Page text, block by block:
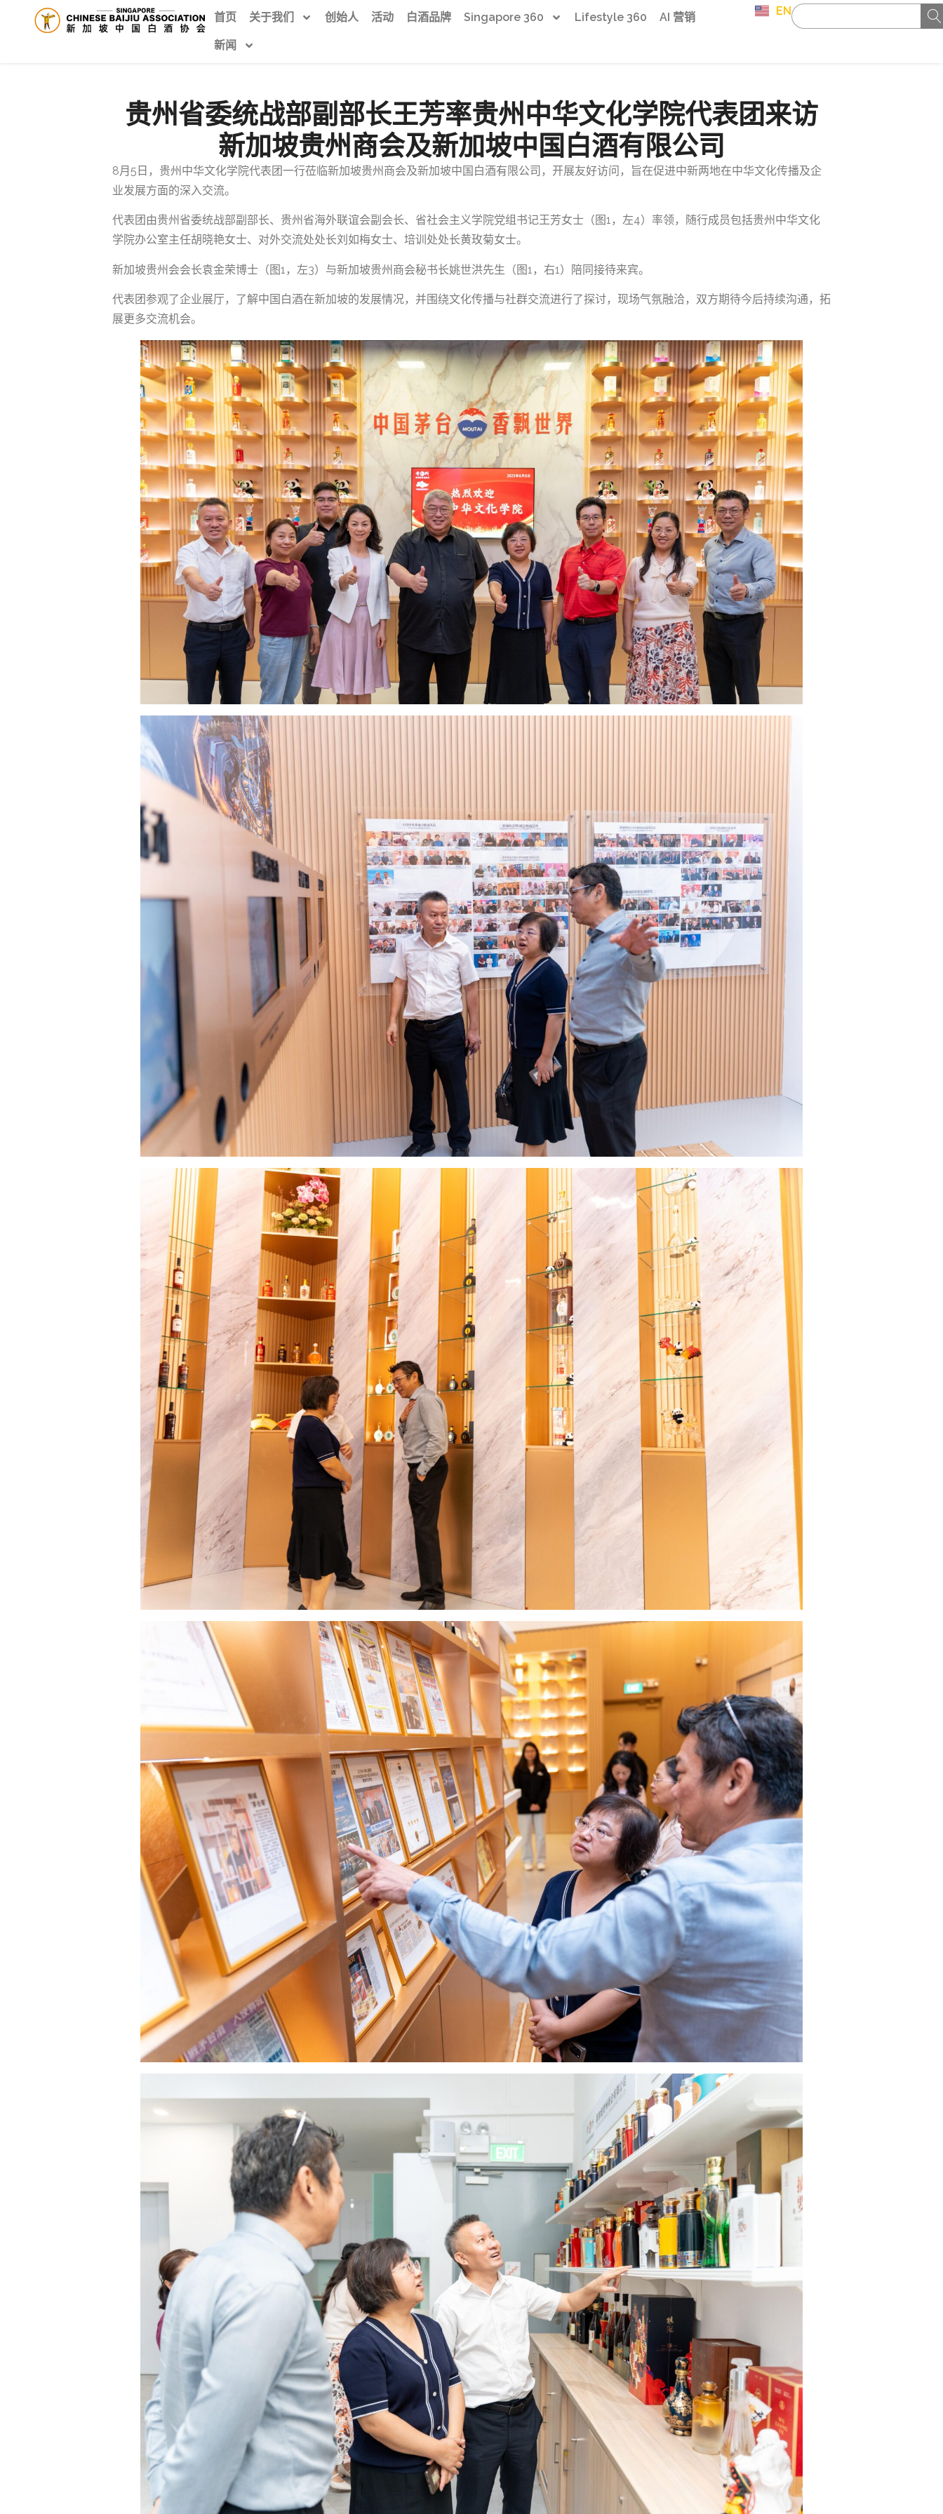
首页 关于我们 创始人 活动 白酒品牌 Singapore 360 Lifestyle 360 AI 营销
新闻
EN
贵州省委统战部副部长王芳率贵州中华文化学院代表团来访
新加坡贵州商会及新加坡中国白酒有限公司
8月5日，贵州中华文化学院代表团一行莅临新加坡贵州商会及新加坡中国白酒有限公司，开展友好访问，旨在促进中新两地在中华文化传播及企
业发展方面的深入交流。
代表团由贵州省委统战部副部长、贵州省海外联谊会副会长、省社会主义学院党组书记王芳女士（图1，左4）率领，随行成员包括贵州中华文化
学院办公室主任胡晓艳女士、对外交流处处长刘如梅女士、培训处处长黄玫菊女士。
新加坡贵州会会长袁金荣博士（图1，左3）与新加坡贵州商会秘书长姚世洪先生（图1，右1）陪同接待来宾。
代表团参观了企业展厅，了解中国白酒在新加坡的发展情况，并围绕文化传播与社群交流进行了探讨，现场气氛融洽，双方期待今后持续沟通，拓
展更多交流机会。